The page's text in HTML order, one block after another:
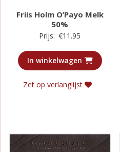
Friis Holm O’Payo Melk
50%
Prijs: €11.95
In winkelwagen
Zet op verlanglijst